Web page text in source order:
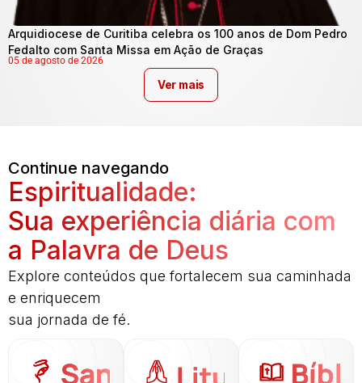
Arquidiocese de Curitiba celebra os 100 anos de Dom Pedro
Fedalto com Santa Missa em Ação de Graças
05 de agosto de 2026
Ver mais
Continue navegando
Espiritualidade:
Sua experiência diária com
a Palavra de Deus
Explore conteúdos que fortalecem sua caminhada
e enriquecem
sua jornada de fé.
Santo